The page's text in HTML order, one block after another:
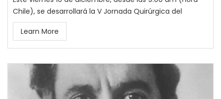
Chile), se desarrollará la V Jornada Quirúrgica del
Learn More